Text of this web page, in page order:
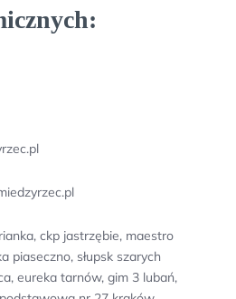
ckp jastrzębie, maestro
piaseczno, słupsk szarych
eureka tarnów, gim 3 lubań,